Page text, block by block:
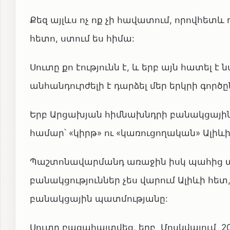
Քեզ այլևս ոչ ոք չի հավատում,
հետո, ստում ես հիմա:
Սուտը քո էությունն է, և երբ այն
անհանդուրժելի է դարձել մեր երկրի
Երբ Արցախյան հիմնախնդրի բանակցային
համար՝ «կիրթ» ու «կառուցողական»
Պաշտոնավարմանդ առաջին իսկ պահից
բանակցություններ չես վարում Ալիևի
բանակցային պատմությանը:
Սուտը բացահայտվեց, երբ Մոսկվայում